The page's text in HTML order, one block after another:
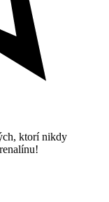
ktorí nikdy